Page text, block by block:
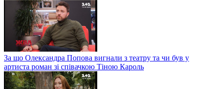
За що Олександра Попова вигнали з театру та чи був у
артиста роман зі співачкою Тіною Кароль